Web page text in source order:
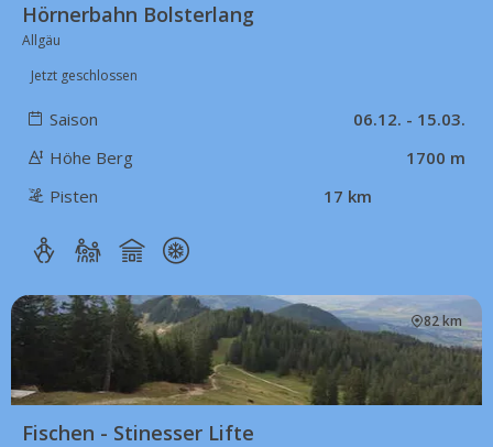
Hörnerbahn Bolsterlang
Allgäu
Jetzt geschlossen
Saison
06.12. - 15.03.
Höhe Berg
1700 m
Pisten
17 km
82 km
Fischen - Stinesser Lifte